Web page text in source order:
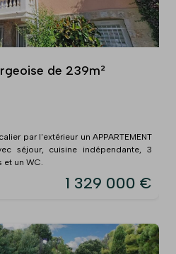
de 239m²
par l'extérieur un APPARTEMENT
séjour, cuisine indépendante, 3
un WC.
1 329 000 €